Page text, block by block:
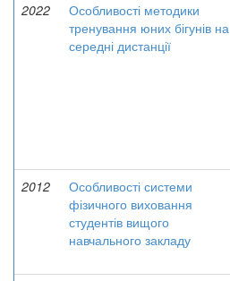
2022
Особливості методики
тренування юних бігунів на
середні дистанції
2012
Особливості системи
фізичного виховання
студентів вищого
навчального закладу